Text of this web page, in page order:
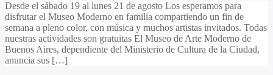
Desde el sábado 19 al lunes 21 de agosto Los esperamos para
disfrutar el Museo Moderno en familia compartiendo un fin de
semana a pleno color, con música y muchos artistas invitados. Todas
nuestras actividades son gratuitas El Museo de Arte Moderno de
Buenos Aires, dependiente del Ministerio de Cultura de la Ciudad,
anuncia sus […]